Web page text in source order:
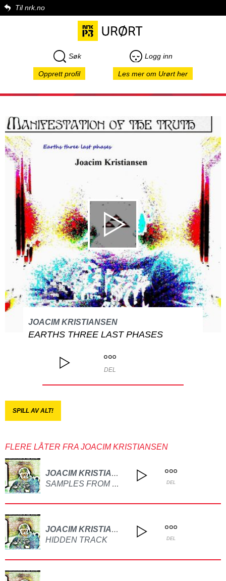
Til nrk.no
Søk Logg inn
Opprett profil Les mer om Urørt her
JOACIM KRISTIANSEN
EARTHS THREE LAST PHASES
DEL
SPILL AV ALT!
FLERE LÅTER FRA JOACIM KRISTIANSEN
JOACIM KRISTIANSEN
SAMPLES FROM MANIFESTATION OF THE TRUTH
DEL
JOACIM KRISTIANSEN
HIDDEN TRACK DEL